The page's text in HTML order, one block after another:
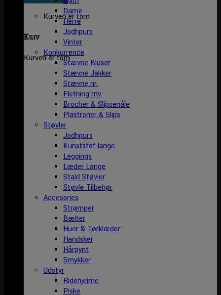
Kurven er tom
Kurv
Kurven er tom
Dame
Herre
Jodhpurs
Vinter
Konkurrence
Stævne Bluser
Stævne Jakker
Stævne nr.
Fletning mv.
Brocher & Slipsenåle
Plastroner & Slips
Støvler
Jodhpurs
Kunststof lange
Leggings
Læder Lange
Stald Støvler
Støvle Tilbehør
Accesories
Strømper
Bælter
Huer & Tørklæder
Handsker
Hårpynt
Smykker
Udstyr
Ridehjelme
Piske